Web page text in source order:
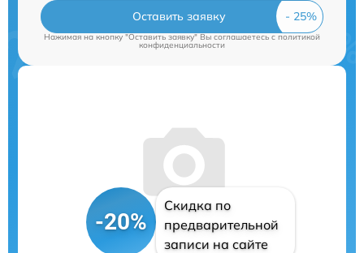
Оставить заявку
Нажимая на кнопку "Оставить заявку" Вы соглашаетесь cполитикой
конфиденциальности
-20%
Скидка по
предварительной
записи на сайте